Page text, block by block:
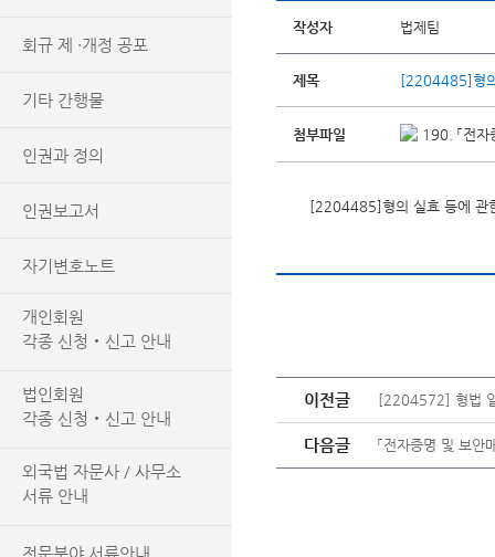
회규 제 ·개정 공포
기타 간행물
인권과 정의
인권보고서
자기변호노트
개인회원
각종 신청‧신고 안내
법인회원
각종 신청‧신고 안내
외국법 자문사 / 사무소
서류 안내
전문분야 서류안내
작성자 법제팀
제목 [2204485]형
첨부파일 190. 「전
[2204485]형의 실효 등에 관
이전글 [2204572] 형법
다음글 「전자증명 및 보안